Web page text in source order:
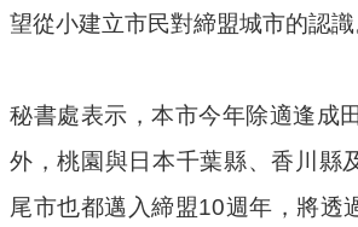
頁
網
站
望從小建立市民對締盟城市的認識
秘書處表示，本市今年除適逢成
外，桃園與日本千葉縣、香川縣
尾市也都邁入締盟10週年，將透